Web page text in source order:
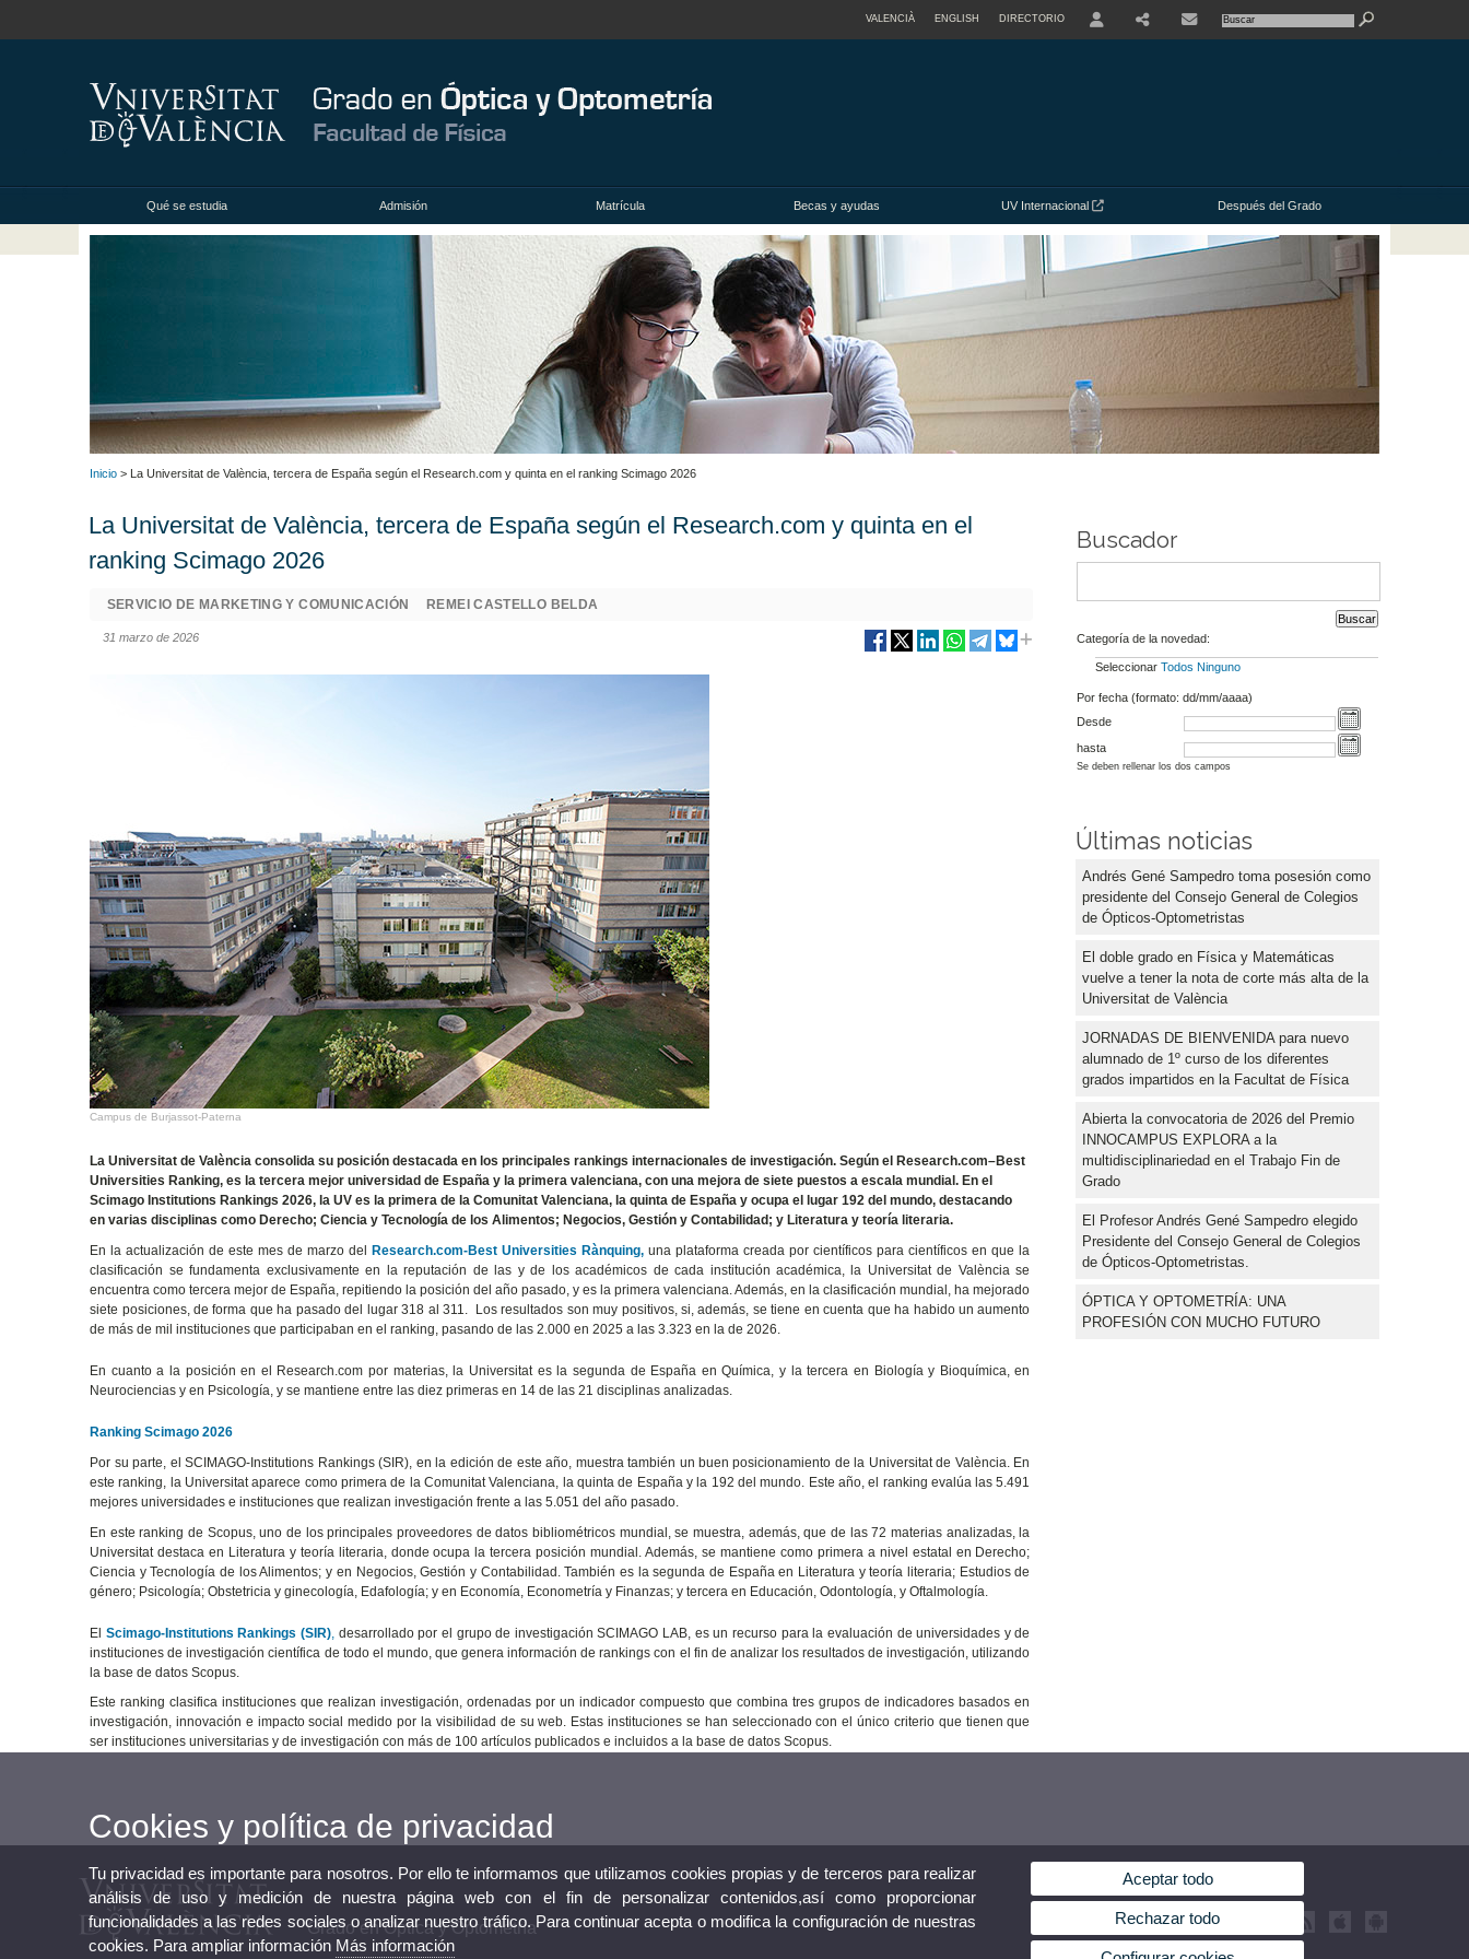
VALENCIÀ ENGLISH DIRECTORIO
Qué se estudia Admisión Matrícula Becas y ayudas UV Internacional Después del Grado
Inicio > La Universitat de València, tercera de España según el Research.com y quinta en el ranking Scimago 2026
La Universitat de València, tercera de España según el Research.com y quinta en el
ranking Scimago 2026
SERVICIO DE MARKETING Y COMUNICACIÓN REMEI CASTELLO BELDA
31 marzo de 2026
Campus de Burjassot-Paterna
La Universitat de València consolida su posición destacada en los principales rankings internacionales de investigación. Según el Research.com–Best
Universities Ranking, es la tercera mejor universidad de España y la primera valenciana, con una mejora de siete puestos a escala mundial. En el
Scimago Institutions Rankings 2026, la UV es la primera de la Comunitat Valenciana, la quinta de España y ocupa el lugar 192 del mundo, destacando
en varias disciplinas como Derecho; Ciencia y Tecnología de los Alimentos; Negocios, Gestión y Contabilidad; y Literatura y teoría literaria.
En la actualización de este mes de marzo delResearch.com-Best Universities Rànquing,una plataforma creada por científicos para científicos en que la
clasificación se fundamenta exclusivamente en la reputación de las y de los académicos de cada institución académica, la Universitat de València se
encuentra como tercera mejor de España, repitiendo la posición del año pasado, y es la primera valenciana. Además, en la clasificación mundial, ha mejorado
siete posiciones, de forma que ha pasado del lugar 318 al 311. Los resultados son muy positivos, si, además, se tiene en cuenta que ha habido un aumento
de más de mil instituciones que participaban en el ranking, pasando de las 2.000 en 2025 a las 3.323 en la de 2026.
En cuanto a la posición en el Research.com por materias, la Universitat es la segunda de España en Química, y la tercera en Biología y Bioquímica, en
Neurociencias y en Psicología, y se mantiene entre las diez primeras en 14 de las 21 disciplinas analizadas.
Ranking Scimago 2026
Por su parte, el SCIMAGO-Institutions Rankings (SIR), en la edición de este año, muestra también un buen posicionamiento de la Universitat de València. En
este ranking, la Universitat aparece como primera de la Comunitat Valenciana, la quinta de España y la 192 del mundo. Este año, el ranking evalúa las 5.491
mejores universidades e instituciones que realizan investigación frente a las 5.051 del año pasado.
En este ranking de Scopus, uno de los principales proveedores de datos bibliométricos mundial, se muestra, además, que de las 72 materias analizadas, la
Universitat destaca en Literatura y teoría literaria, donde ocupa la tercera posición mundial. Además, se mantiene como primera a nivel estatal en Derecho;
Ciencia y Tecnología de los Alimentos; y en Negocios, Gestión y Contabilidad. También es la segunda de España en Literatura y teoría literaria; Estudios de
género; Psicología; Obstetricia y ginecología, Edafología; y en Economía, Econometría y Finanzas; y tercera en Educación, Odontología, y Oftalmología.
El Scimago-Institutions Rankings (SIR) desarrollado por el grupo de investigación SCIMAGO LAB, es un recurso para la evaluación de universidades y de
instituciones de investigación científica de todo el mundo, que genera información de rankings con el fin de analizar los resultados de investigación, utilizando
la base de datos Scopus.
Este ranking clasifica instituciones que realizan investigación, ordenadas por un indicador compuesto que combina tres grupos de indicadores basados en
investigación, innovación e impacto social medido por la visibilidad de su web. Estas instituciones se han seleccionado con el único criterio que tienen que
ser instituciones universitarias y de investigación con más de 100 artículos publicados e incluidos a la base de datos Scopus.
Buscador
Categoría de la novedad:
Seleccionar Todos Ninguno
Por fecha (formato: dd/mm/aaaa)
Desde
hasta
Se deben rellenar los dos campos
Últimas noticias
Andrés Gené Sampedro toma posesión como
presidente del Consejo General de Colegios
de Ópticos-Optometristas
El doble grado en Física y Matemáticas
vuelve a tener la nota de corte más alta de la
Universitat de València
JORNADAS DE BIENVENIDA para nuevo
alumnado de 1º curso de los diferentes
grados impartidos en la Facultat de Física
Abierta la convocatoria de 2026 del Premio
INNOCAMPUS EXPLORA a la
multidisciplinariedad en el Trabajo Fin de
Grado
El Profesor Andrés Gené Sampedro elegido
Presidente del Consejo General de Colegios
de Ópticos-Optometristas.
ÓPTICA Y OPTOMETRÍA: UNA
PROFESIÓN CON MUCHO FUTURO
Grado en Óptica y Optometría
Cookies y política de privacidad
Tu privacidad es importante para nosotros. Por ello te informamos que utilizamos cookies propias y de terceros para realizar
análisis de uso y medición de nuestra página web con el fin de personalizar contenidos,así como proporcionar
funcionalidades a las redes sociales o analizar nuestro tráfico. Para continuar acepta o modifica la configuración de nuestras
cookies. Para ampliar información Más información
Aceptar todo
Rechazar todo